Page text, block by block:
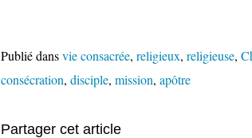
Publié dansvie consacrée, religieux, religieuse,
consécration, disciple, mission, apôtre
Partager cet article